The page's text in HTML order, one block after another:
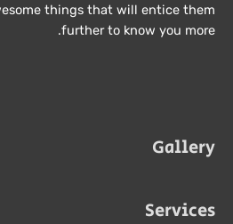
things that will entice them
further to know you more.
Gallery
Services